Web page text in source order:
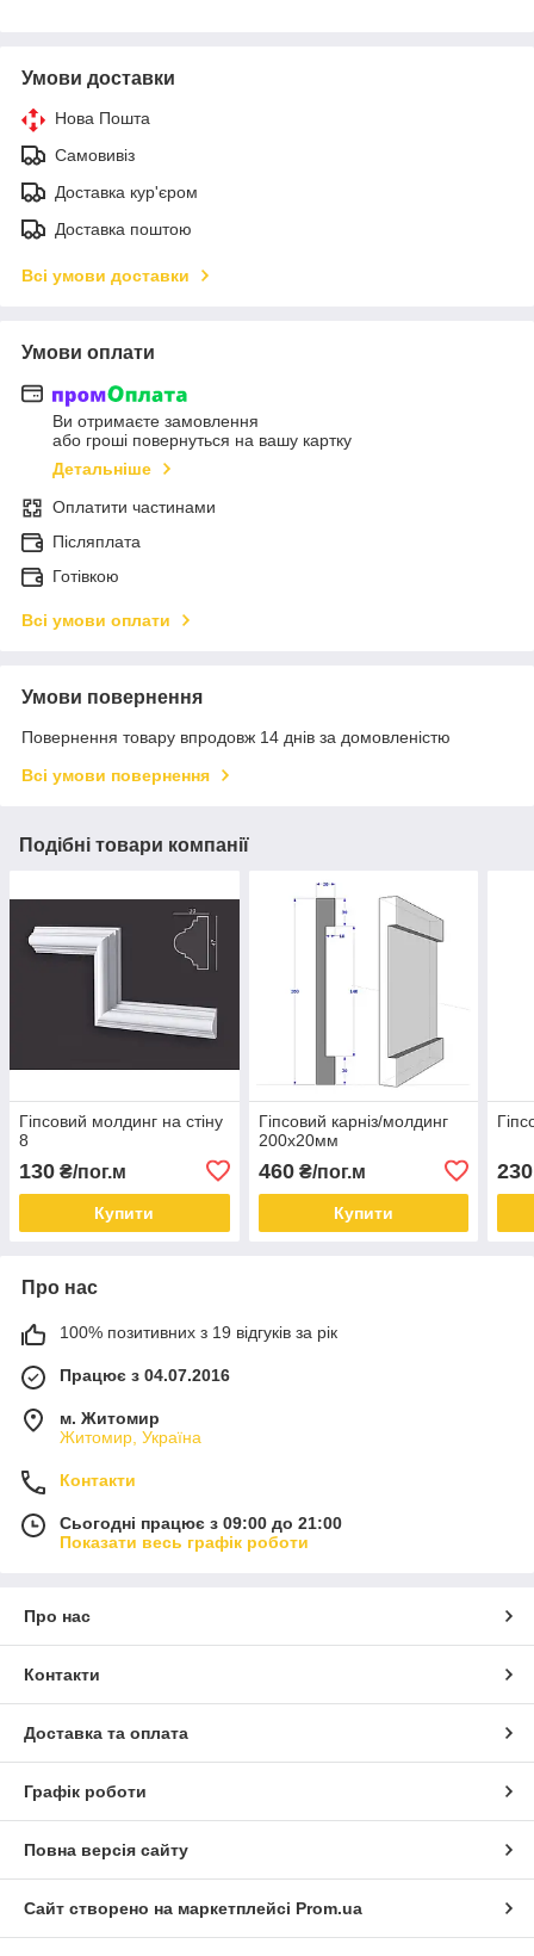
Умови доставки
Нова Пошта
Самовивіз
Доставка кур'єром
Доставка поштою
Всі умови доставки
Умови оплати
Ви отримаєте замовлення
або гроші повернуться на вашу картку
Детальніше
Оплатити частинами
Післяплата
Готівкою
Всі умови оплати
Умови повернення
Повернення товару впродовж 14 днів за домовленістю
Всі умови повернення
Подібні товари компанії
Гіпсовий молдинг на стіну
8
130 ₴/пог.м
Купити
Гіпсовий карніз/молдинг
200х20мм
460₴/пог.м
Купити
230
Про нас
100% позитивних з 19 відгуків за рік
Працює з 04.07.2016
м. Житомир
Житомир, Україна
Контакти
Сьогодні працює з 09:00 до 21:00
Показати весь графік роботи
Про нас
Контакти
Доставка та оплата
Графік роботи
Повна версія сайту
Сайт створено на маркетплейсі Prom.ua